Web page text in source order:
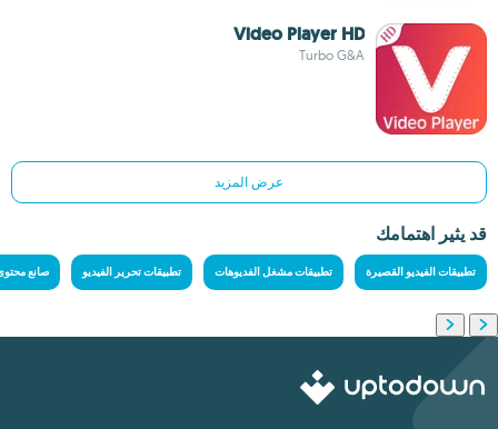
Video Player HD
Turbo G&A
عرض المزيد
قد يثير اهتمامك
تطبيقات الفيديو القصيرة تطبيقات مشغل الفديوهات تطبيقات تحرير الفيديو صانع